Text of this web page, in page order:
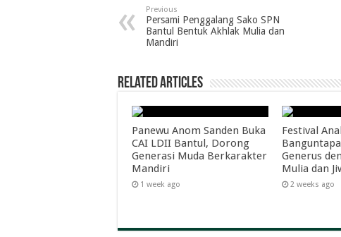
Previous
Persami Penggalang Sako SPN
Bantul Bentuk Akhlak Mulia dan
Mandiri
Related Articles
Panewu Anom Sanden Buka
CAI LDII Bantul, Dorong
Generasi Muda Berkarakter
Mandiri
1 week ago
Festival
Generus
Mulia dan
2 weeks ago